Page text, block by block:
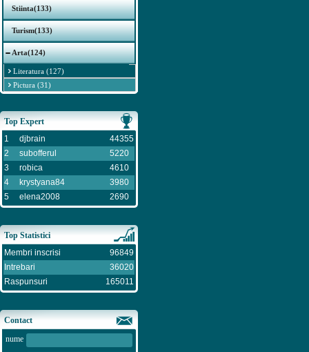
Stiinta(133)
Turism(133)
Arta(124)
Literatura (127)
Pictura (31)
Top Expert
1
djbrain
44355
2
subofferul
5220
3
robica
4610
4
krystyana84
3980
5
elena2008 2690
Top Statistici
Membri inscrisi
96849
Intrebari
36020
Raspunsuri
165011
Contact
nume